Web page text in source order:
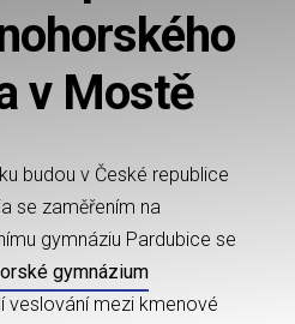
v Mostě
budou v České republice
se zaměřením na
gymnáziu Pardubice se
gymnázium
veslování mezi kmenové